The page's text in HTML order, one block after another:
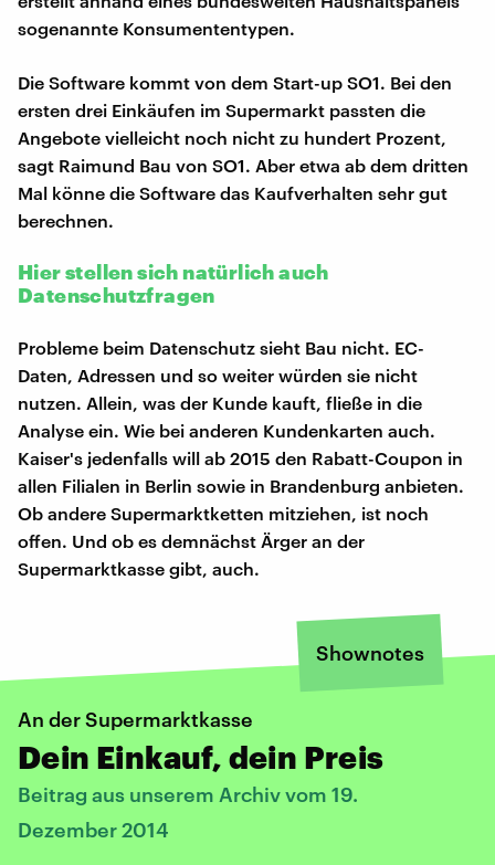
sogenannte Konsumententypen.
Die Software kommt von dem Start-up SO1. Bei den
ersten drei Einkäufen im Supermarkt passten die
Angebote vielleicht noch nicht zu hundert Prozent,
sagt Raimund Bau von SO1. Aber etwa ab dem dritten
Mal könne die Software das Kaufverhalten sehr gut
berechnen.
Hier stellen sich natürlich auch
Datenschutzfragen
Probleme beim Datenschutz sieht Bau nicht. EC-
Daten, Adressen und so weiter würden sie nicht
nutzen. Allein, was der Kunde kauft, fließe in die
Analyse ein. Wie bei anderen Kundenkarten auch.
Kaiser's jedenfalls will ab 2015 den Rabatt-Coupon in
allen Filialen in Berlin sowie in Brandenburg anbieten.
Ob andere Supermarktketten mitziehen, ist noch
offen. Und ob es demnächst Ärger an der
Supermarktkasse gibt, auch.
Shownotes
An der Supermarktkasse
Dein Einkauf, dein Preis
Beitrag aus unserem Archiv vom 19.
Dezember 2014